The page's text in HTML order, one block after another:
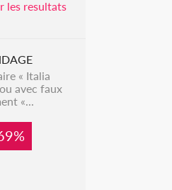
les resultats
« Italia
avec faux
«...